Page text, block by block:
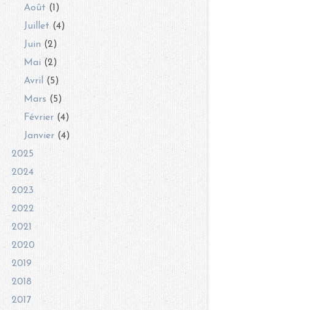
Août (1)
Juillet (4)
Juin (2)
Mai (2)
Avril
(5)
Mars (5)
Février (4)
Janvier (4)
2025
2024
2023
2022
2021
2020
2019
2018
2017